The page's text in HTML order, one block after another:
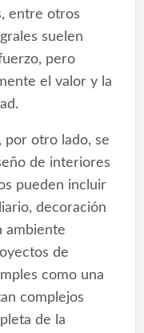
entre otros
suelen
pero
el valor y la
por otro lado, se
de interiores
pueden incluir
decoración
ambiente
de
como una
complejos
de la